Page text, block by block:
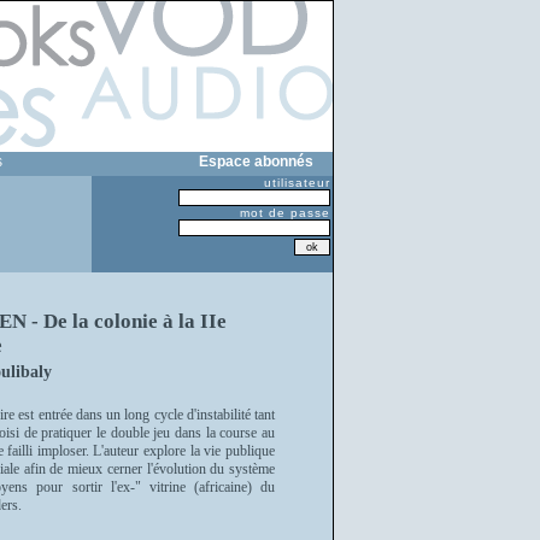
Espace abonnés
utilisateur
mot de passe
- De la colonie à la IIe
est entrée dans un long cycle d'instabilité tant
de pratiquer le double jeu dans la course au
failli imploser. L'auteur explore la vie publique
afin de mieux cerner l'évolution du système
pour sortir l'ex-" vitrine (africaine) du